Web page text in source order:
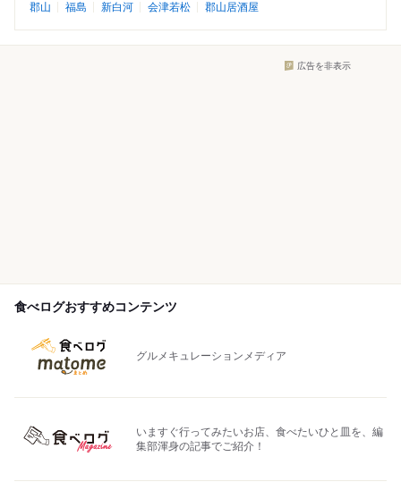
郡山 福島 新白河 会津若松 郡山居酒屋
広告を非表示
食べログおすすめコンテンツ
グルメキュレーションメディア
いますぐ行ってみたいお店、食べたいひと皿を、編
集部渾身の記事でご紹介！